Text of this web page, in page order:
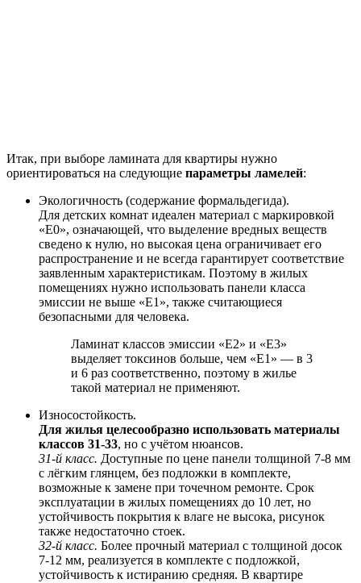
Итак, при выборе ламината для квартиры нужно
ориентироваться на следующие параметры ламелей:
Экологичность (содержание формальдегида).
Для детских комнат идеален материал с маркировкой
«Е0», означающей, что выделение вредных веществ
сведено к нулю, но высокая цена ограничивает его
распространение и не всегда гарантирует соответствие
заявленным характеристикам. Поэтому в жилых
помещениях нужно использовать панели класса
эмиссии не выше «Е1», также считающиеся
безопасными для человека.
Ламинат классов эмиссии «Е2» и «Е3»
выделяет токсинов больше, чем «Е1» — в 3
и 6 раз соответственно, поэтому в жилье
такой материал не применяют.
Износостойкость.
Для жилья целесообразно использовать материалы
классов 31-33, но с учётом нюансов.
31-й класс. Доступные по цене панели толщиной 7-8 мм
с лёгким глянцем, без подложки в комплекте,
возможные к замене при точечном ремонте. Срок
эксплуатации в жилых помещениях до 10 лет, но
устойчивость покрытия к влаге не высока, рисунок
также недостаточно стоек.
32-й класс. Более прочный материал с толщиной досок
7-12 мм, реализуется в комплекте с подложкой,
устойчивость к истиранию средняя. В квартире